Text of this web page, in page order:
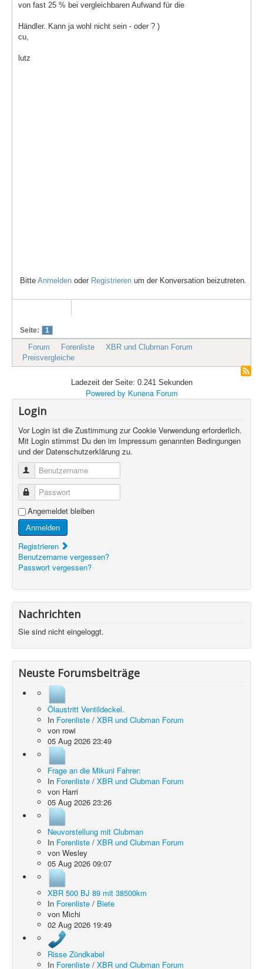
von fast 25 % bei vergleichbaren Aufwand für die
Händler. Kann ja wohl nicht sein - oder ? )
cu,
lutz
Bitte Anmelden oder Registrieren um der Konversation beizutreten.
Seite: 1
Forum Forenliste
XBR und Clubman Forum
Preisvergleiche
Ladezeit der Seite: 0.241 Sekunden
Powered by Kunena Forum
Login
Vor Login ist die Zustimmung zur Cookie Verwendung erforderlich.
Mit Login stimmst Du den im Impressum genannten Bedingungen
und der Datenschutzerklärung zu.
Benutzername
Passwort
Angemeldet bleiben
Anmelden
Registrieren
Benutzername vergessen?
Passwort vergessen?
Nachrichten
Sie sind nicht eingeloggt.
Neuste Forumsbeiträge
Ölaustritt Ventildeckel.
In Forenliste / XBR und Clubman Forum
von rowi
05 Aug 2026 23:49
Frage an die Mikuni Fahrer:
In Forenliste / XBR und Clubman Forum
von Harri
05 Aug 2026 23:26
Neuvorstellung mit Clubman
In Forenliste / XBR und Clubman Forum
von Wesley
05 Aug 2026 09:07
XBR 500 BJ 89 mit 38500km
In Forenliste / Biete
von Michi
02 Aug 2026 19:49
Risse Zündkabel
In Forenliste / XBR und Clubman Forum